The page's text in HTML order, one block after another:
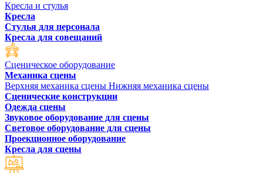
Кресла и стулья
Кресла
Стулья для персонала
Кресла для совещаний
Сценическое оборудование
Механика сцены
Верхняя механика сцены Нижняя механика сцены
Сценические конструкции
Одежда сцены
Звуковое оборудование для сцены
Световое оборудование для сцены
Проекционное оборудование
Кресла для сцены